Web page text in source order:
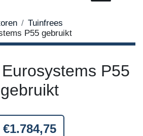
Tuinfrees
P55 gebruikt
€1.784,75
P55
gebruikt